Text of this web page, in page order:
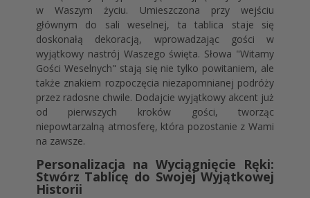
w Waszym życiu. Umieszczona przy wejściu
głównym do sali weselnej, ta tablica staje się
doskonałą dekoracją, wprowadzając gości w
wyjątkowy nastrój Waszego święta. Słowa "Witamy
Gości Weselnych" stają się nie tylko powitaniem, ale
także znakiem rozpoczęcia niezapomnianej podróży
przez radosne chwile. Dodajcie wyjątkowy akcent już
od pierwszych kroków gości, tworząc
niepowtarzalną atmosferę, która pozostanie z Wami
na zawsze.
Personalizacja na Wyciągnięcie Ręki:
Stwórz Tablicę do Swojej Wyjątkowej
Historii